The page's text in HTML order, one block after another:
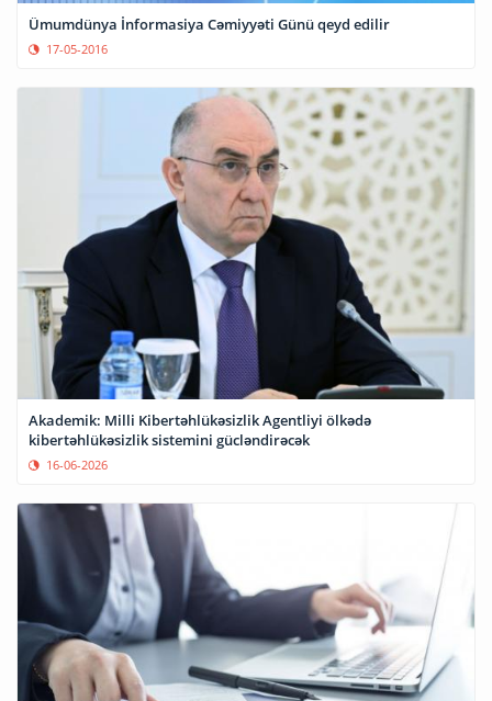
Ümumdünya İnformasiya Cəmiyyəti Günü qeyd edilir
17-05-2016
Akademik: Milli Kibertəhlükəsizlik Agentliyi ölkədə
kibertəhlükəsizlik sistemini gücləndirəcək
16-06-2026